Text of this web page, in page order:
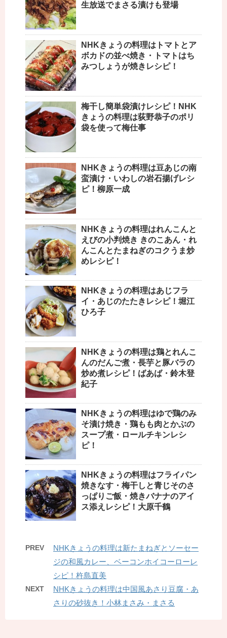
生放送でまさる漬けも登場
NHKきょうの料理はトマトとア
ボカドの並べ焼き・トマトはち
みつしょうが焼きレシピ！
梅干し簡単袋漬けレシピ！NHK
きょうの料理は荻野恭子のポリ
袋を使って梅仕事
NHKきょうの料理は豆あじの南
蛮漬け・いわしの岩石揚げレシ
ピ！柳原一成
NHKきょうの料理はれんこんと
えびの小判焼き きのこあん・れ
んこんとたまねぎのコクうま炒
めレシピ！
NHKきょうの料理はあじフラ
イ・あじのたたきレシピ！堀江
ひろ子
NHKきょうの料理は鶏とれんこ
んのだんご煮・長芋と豚バラの
炒め煮レシピ！ばあば・鈴木登
紀子
NHKきょうの料理はゆで鶏のみ
そ漬け焼き・鶏もも肉とかぶの
スープ煮・ロールチキンレシ
ピ！
NHKきょうの料理はフライパン
焼きなす・梅干しと青じそのさ
っぱりご飯・焼きバナナのアイ
ス添えレシピ！大原千鶴
PREV
NHKきょうの料理は新たまねぎとソーセー
ジの和風カレー、ベーコンホイコーローレ
シピ！杵島直美
NEXT
NHKきょうの料理は中国風あさり豆腐・あ
さりの砂抜き！小林まさみ・まさる